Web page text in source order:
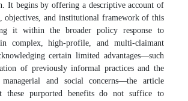
It begins by offering a descriptive account of
objectives, and institutional framework of this
it within the broader policy response to
complex, high-profile, and multi-claimant
certain limited advantages—such
of previously informal practices and the
and social concerns—the article
these purported benefits do not suffice to